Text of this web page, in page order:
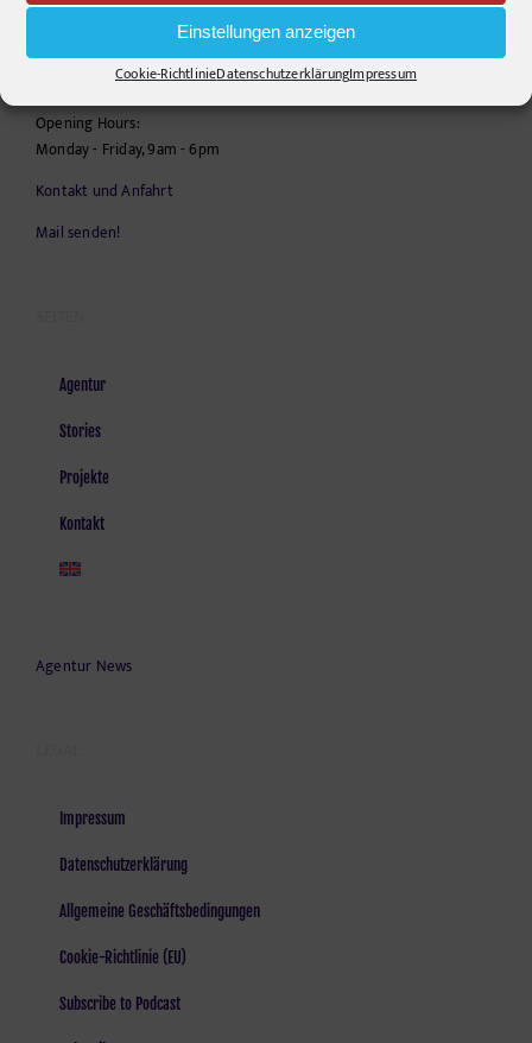
Einstellungen anzeigen
Cookie-RichtlinieDatenschutzerklärungImpressum
10555Berlin
Telephone:+49306860203
info@pr-ide.de
Opening Hours:
Monday - Friday, 9am - 6pm
Kontakt und Anfahrt
Mail senden!
Agentur
Stories
Projekte
Kontakt
Agentur News
Impressum
Datenschutzerklärung
Allgemeine Geschäftsbedingungen
Cookie-Richtlinie (EU)
Subscribe to Podcast